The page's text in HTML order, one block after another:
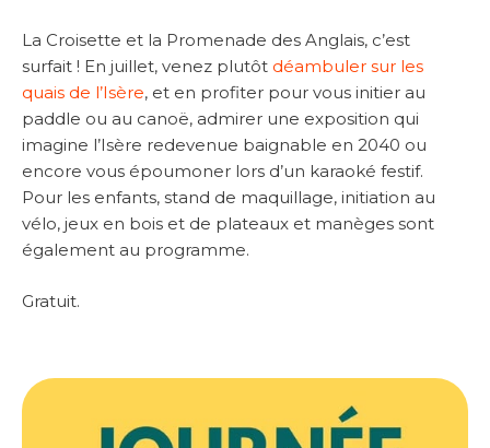
La Croisette et la Promenade des Anglais, c’est
surfait ! En juillet, venez plutôt déambuler sur les
quais de l’Isère, et en profiter pour vous initier au
paddle ou au canoë, admirer une exposition qui
imagine l’Isère redevenue baignable en 2040 ou
encore vous époumoner lors d’un karaoké festif.
Pour les enfants, stand de maquillage, initiation au
vélo, jeux en bois et de plateaux et manèges sont
également au programme.
Gratuit.